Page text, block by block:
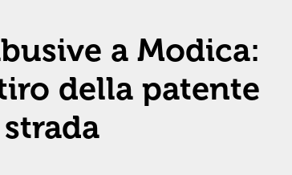
a Modica:
della patente